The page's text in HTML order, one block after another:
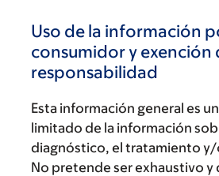
Uso de la información
consumidor y exención
responsabilidad
Esta información general es
limitado de la información
diagnóstico, el tratamiento y/
No pretende ser exhaustivo y